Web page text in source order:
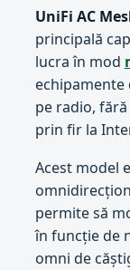
UniFi AC
principală
lucra în mod
echipamente
pe radio,
prin fir la
Acest model
permite să
în funcție de
omni de